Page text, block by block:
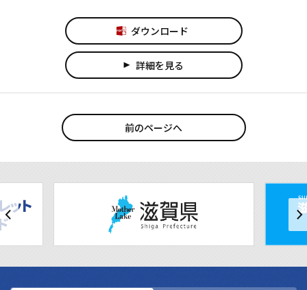
ダウンロード
play_arrow 詳細を見る
前のページへ